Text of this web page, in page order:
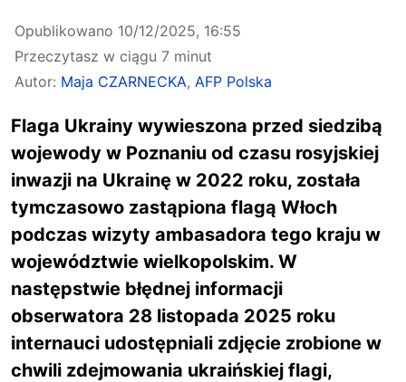
Opublikowano 10/12/2025, 16:55
Przeczytasz w ciągu 7 minut
Autor: Maja CZARNECKA, AFP Polska
Flaga Ukrainy wywieszona przed siedzibą
wojewody w Poznaniu od czasu rosyjskiej
inwazji na Ukrainę w 2022 roku, została
tymczasowo zastąpiona flagą Włoch
podczas wizyty ambasadora tego kraju w
województwie wielkopolskim. W
następstwie błędnej informacji
obserwatora 28 listopada 2025 roku
internauci udostępniali zdjęcie zrobione w
chwili zdejmowania ukraińskiej flagi,